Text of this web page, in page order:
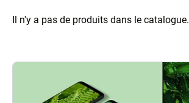
Il n'y a pas de produits dans le catalogue.